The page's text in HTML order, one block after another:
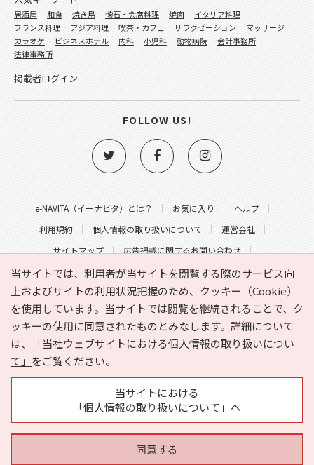
当サイトでは、利用者が当サイトを閲覧する際のサービス向
上およびサイトの利用状況把握のため、クッキー（Cookie）
を使用しています。当サイトでは閲覧を継続されることで、ク
ッキーの使用に同意されたものとみなします。詳細について
は、
「当社ウェブサイトにおける個人情報の取り扱いについ
て」 をご覧ください。
当サイトにおける
「個人情報の取り扱いについて」へ
同意する
e-NAVITA（イーナビタ）とは？ お気に入り
ヘルプ
利用規約
個人情報の取り扱いについて
運営会社
サイトマップ
広告掲載に関するお問い合わせ
サイトの内容に関するお問い合わせ
居酒屋 和食 焼き鳥 懐石・会席料理 焼肉
イタリア料理
フランス料理
アジア料理 喫茶・カフェ リラクゼーション
マッサージ
カラオケ
ビジネスホテル 内科 小児科 動物病院
会計事務所
法律事務所
掲載者ログイン
FOLLOW US!
Copyright © HYOJITO.Co.,Ltd. All Rights Reserved.